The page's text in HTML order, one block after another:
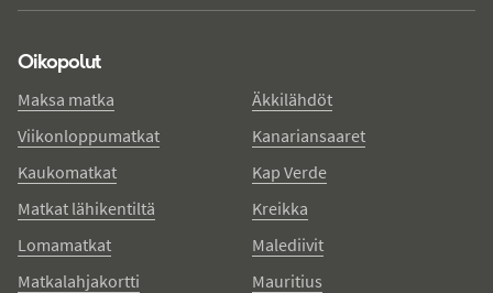
Oikopolut
Maksa matka
Viikonloppumatkat
Kaukomatkat
Matkat lähikentiltä
Lomamatkat
Matkalahjakortti
Äkkilähdöt
Kanariansaaret
Kap Verde
Kreikka
Malediivit
Mauritius